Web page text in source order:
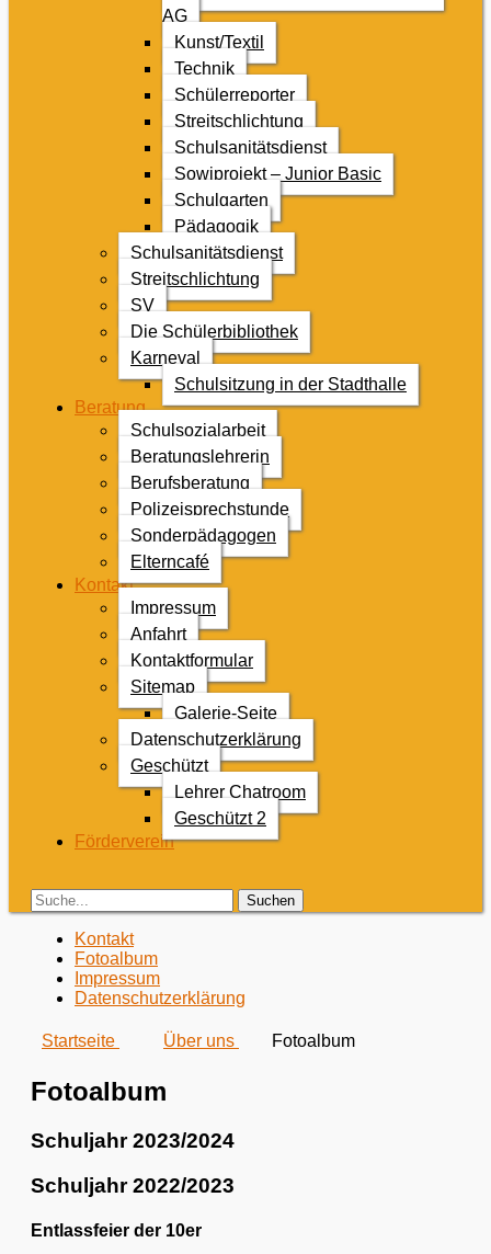
AG
Kunst/Textil
Technik
Schülerreporter
Streitschlichtung
Schulsanitätsdienst
Sowiprojekt – Junior Basic
Schulgarten
Pädagogik
Schulsanitätsdienst
Streitschlichtung
SV
Die Schülerbibliothek
Karneval
Schulsitzung in der Stadthalle
Beratung
Schulsozialarbeit
Beratungslehrerin
Berufsberatung
Polizeisprechstunde
Sonderpädagogen
Elterncafé
Kontakt
Impressum
Anfahrt
Kontaktformular
Sitemap
Galerie-Seite
Datenschutzerklärung
Geschützt
Lehrer Chatroom
Geschützt 2
Förderverein
Search
Suche
für:
Zweites
Menü
Zum
Inhalt:
Kontakt
Fotoalbum
Impressum
Datenschutzerklärung
Startseite Über uns Fotoalbum
Fotoalbum
Schuljahr 2023/2024
Schuljahr 2022/2023
Entlassfeier der 10er